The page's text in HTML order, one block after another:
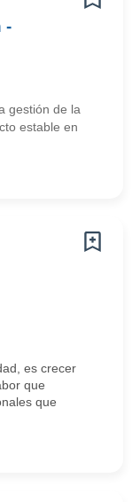
-
gestión de la
estable en
es crecer
que
que